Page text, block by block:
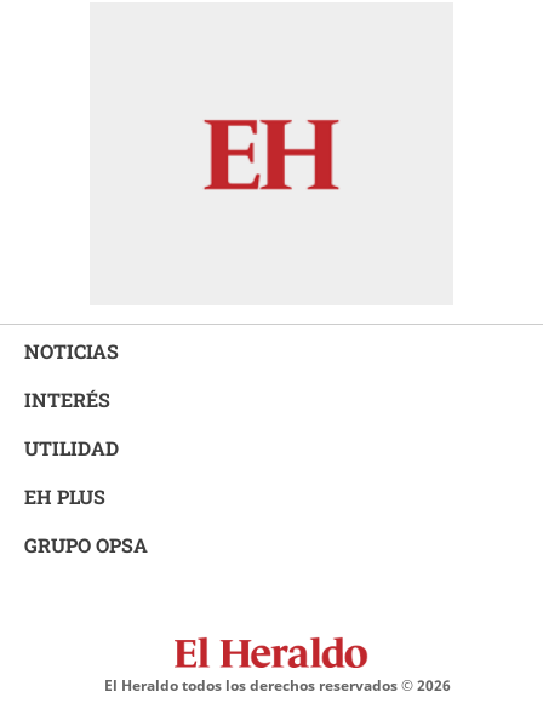
NOTICIAS
INTERÉS
UTILIDAD
EH PLUS
GRUPO OPSA
El Heraldo todos los derechos reservados ©2026